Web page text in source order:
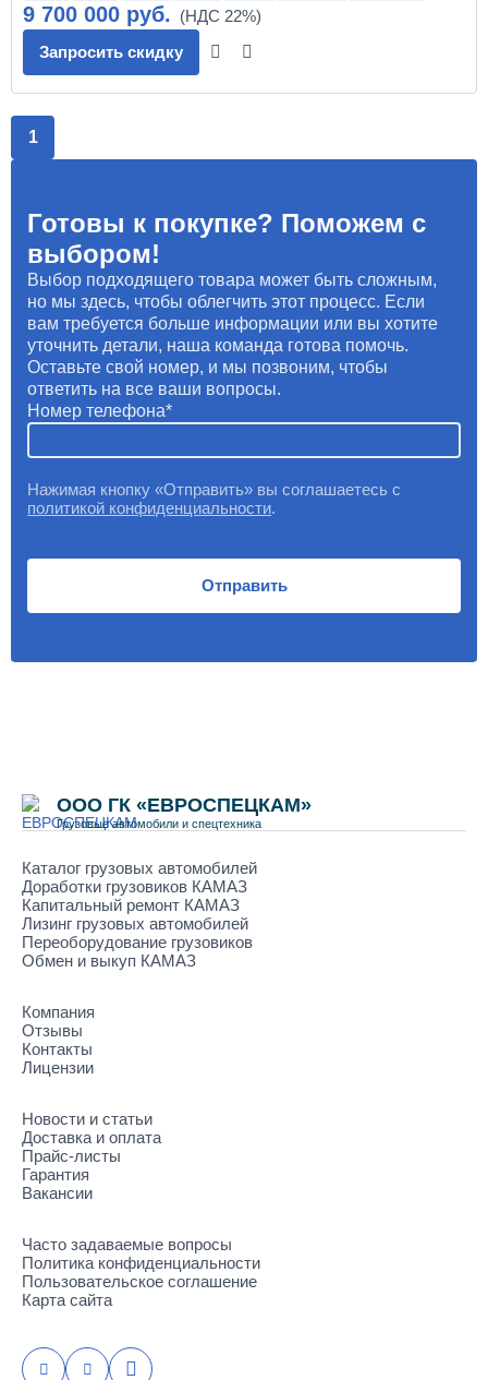
9 700 000 руб.
Запросить скидку
1
Готовы к покупке? Поможем с
выбором!
Выбор подходящего товара может быть сложным,
но мы здесь, чтобы облегчить этот процесс. Если
вам требуется больше информации или вы хотите
уточнить детали, наша команда готова помочь.
Оставьте свой номер, и мы позвоним, чтобы
ответить на все ваши вопросы.
Номер телефона
Нажимая кнопку «Отправить» вы соглашаетесь с
политикой конфиденциальности.
Отправить
ООО ГК «ЕВРОСПЕЦКАМ»
Грузовые автомобили и спецтехника
Каталог грузовых автомобилей
Доработки грузовиков КАМАЗ
Капитальный ремонт КАМАЗ
Лизинг грузовых автомобилей
Переоборудование грузовиков
Обмен и выкуп КАМАЗ
Компания
Отзывы
Контакты
Лицензии
Новости и статьи
Доставка и оплата
Прайс-листы
Гарантия
Вакансии
Часто задаваемые вопросы
Политика конфиденциальности
Пользовательское соглашение
Карта сайта